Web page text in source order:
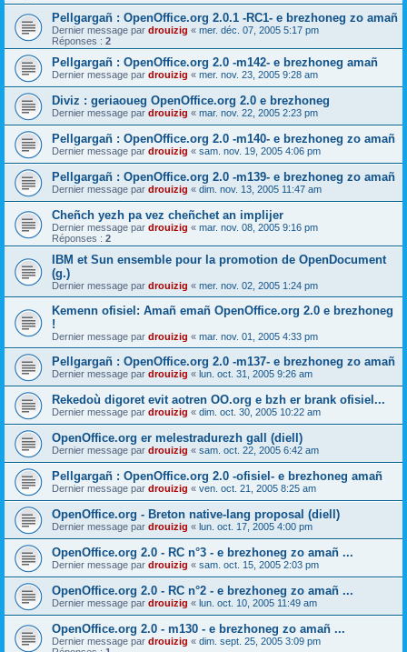
Pellgargañ : OpenOffice.org 2.0.1 -RC1- e brezhoneg zo amañ
Dernier message par drouizig « mer. déc. 07, 2005 5:17 pm
Réponses : 2
Pellgargañ : OpenOffice.org 2.0 -m142- e brezhoneg amañ
Dernier message par drouizig « mer. nov. 23, 2005 9:28 am
Diviz : geriaoueg OpenOffice.org 2.0 e brezhoneg
Dernier message par drouizig « mar. nov. 22, 2005 2:23 pm
Pellgargañ : OpenOffice.org 2.0 -m140- e brezhoneg zo amañ
Dernier message par drouizig « sam. nov. 19, 2005 4:06 pm
Pellgargañ : OpenOffice.org 2.0 -m139- e brezhoneg zo amañ
Dernier message par drouizig « dim. nov. 13, 2005 11:47 am
Cheñch yezh pa vez cheñchet an implijer
Dernier message par drouizig « mar. nov. 08, 2005 9:16 pm
Réponses : 2
IBM et Sun ensemble pour la promotion de OpenDocument
(g.)
Dernier message par drouizig « mer. nov. 02, 2005 1:24 pm
Kemenn ofisiel: Amañ emañ OpenOffice.org 2.0 e brezhoneg
!
Dernier message par drouizig « mar. nov. 01, 2005 4:33 pm
Pellgargañ : OpenOffice.org 2.0 -m137- e brezhoneg zo amañ
Dernier message par drouizig « lun. oct. 31, 2005 9:26 am
Rekedoù digoret evit aotren OO.org e bzh er brank ofisiel...
Dernier message par drouizig « dim. oct. 30, 2005 10:22 am
OpenOffice.org er melestradurezh gall (diell)
Dernier message par drouizig « sam. oct. 22, 2005 6:42 am
Pellgargañ : OpenOffice.org 2.0 -ofisiel- e brezhoneg amañ
Dernier message par drouizig « ven. oct. 21, 2005 8:25 am
OpenOffice.org - Breton native-lang proposal (diell)
Dernier message par drouizig « lun. oct. 17, 2005 4:00 pm
OpenOffice.org 2.0 - RC n°3 - e brezhoneg zo amañ ...
Dernier message par drouizig « sam. oct. 15, 2005 2:03 pm
OpenOffice.org 2.0 - RC n°2 - e brezhoneg zo amañ ...
Dernier message par drouizig « lun. oct. 10, 2005 11:49 am
OpenOffice.org 2.0 - m130 - e brezhoneg zo amañ ...
Dernier message par drouizig « dim. sept. 25, 2005 3:09 pm